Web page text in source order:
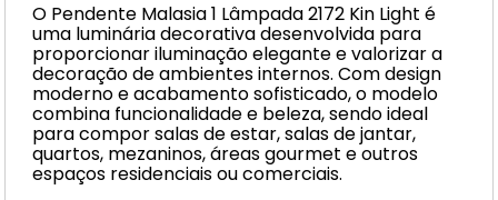
O Pendente Malasia 1 Lâmpada 2172 Kin Light é
uma luminária decorativa desenvolvida para
proporcionar iluminação elegante e valorizar a
decoração de ambientes internos. Com design
moderno e acabamento sofisticado, o modelo
combina funcionalidade e beleza, sendo ideal
para compor salas de estar, salas de jantar,
quartos, mezaninos, áreas gourmet e outros
espaços residenciais ou comerciais.